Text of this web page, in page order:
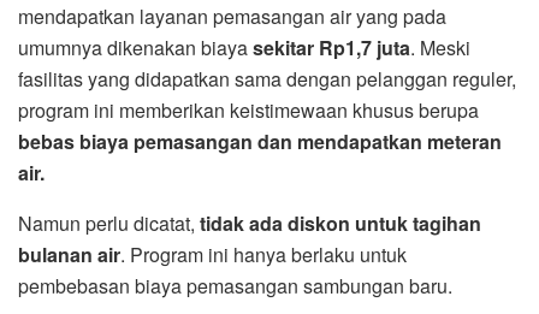
mendapatkan layanan pemasangan air yang pada
umumnya dikenakan biayasekitar Rp1,7 juta. Meski
fasilitas yang didapatkan sama dengan pelanggan reguler,
program ini memberikan keistimewaan khusus berupa
bebas biaya pemasangan dan mendapatkan meteran
air.
Namun perlu dicatat, tidak ada diskon untuk tagihan
bulanan air. Program ini hanya berlaku untuk
pembebasan biaya pemasangan sambungan baru.